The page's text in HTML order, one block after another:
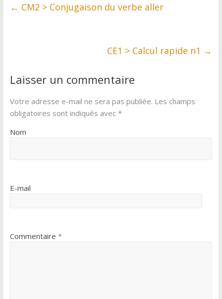
b
t
a
← CM2 > Conjugaison du verbe aller
CE1 > Calcul rapide n1 →
Laisser un commentaire
Votre adresse e-mail ne sera pas publiée. Les champs
obligatoires sont indiqués avec *
Nom
E-mail
Commentaire *